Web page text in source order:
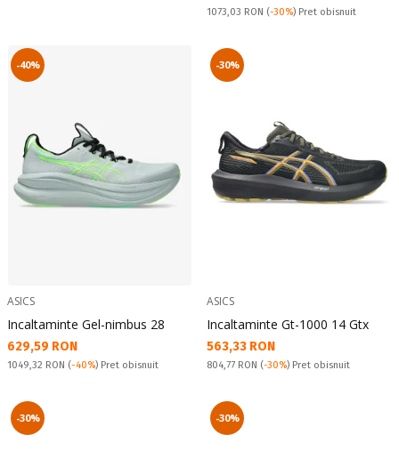
Pret obisnuit:
1073,03 RON (-30%) Pret obisnuit
-40%
ASICS
Incaltaminte Gel-nimbus 28
Текуща цена:
629,59 RON
Pret obisnuit:
1049,32 RON (-40%) Pret obisnuit
-30%
ASICS
Incaltaminte Gt-1000 14 Gtx
Текуща цена:
563,33 RON
Pret obisnuit:
804,77 RON (-30%) Pret obisnuit
-30% -30%